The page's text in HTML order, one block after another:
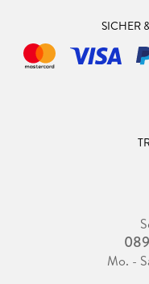
SICHER
Mo. -